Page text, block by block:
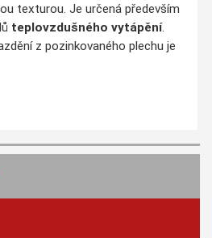
texturou. Je určená především
teplovzdušného vytápění.
z pozinkovaného plechu je